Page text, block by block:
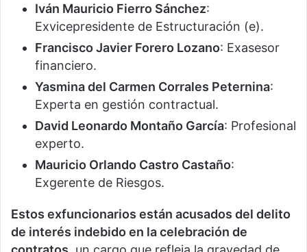
Iván Mauricio Fierro Sánchez:
Exvicepresidente de Estructuración (e).
Francisco Javier Forero Lozano: Exasesor
financiero.
Yasmina del Carmen Corrales Peternina:
Experta en gestión contractual.
David Leonardo Montaño García: Profesional
experto.
Mauricio Orlando Castro Castaño:
Exgerente de Riesgos.
Estos exfuncionarios están acusados del delito
de interés indebido en la celebración de